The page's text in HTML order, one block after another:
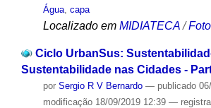
Água, capa
Localizado em MIDIATECA /
Ciclo UrbanSus:
Sustentabilidade nas Cidades -
por Sergio R V Bernardo — publicado
modificação18/09/2019 12:39 —